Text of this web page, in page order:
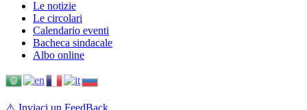
Le notizie
Le circolari
Calendario eventi
Bacheca sindacale
Albo online